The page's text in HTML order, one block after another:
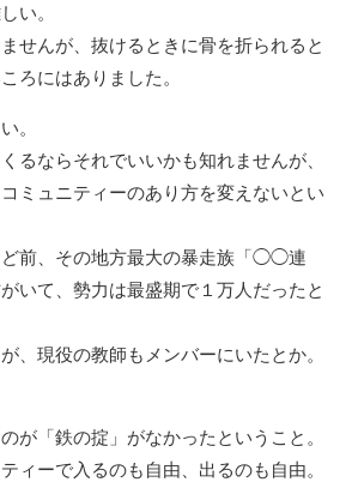
い。
せんが、抜けるときに骨を折られると
ろにはありました。
。
るならそれでいいかも知れませんが、
ミュニティーのあり方を変えないとい
前、その地方最大の暴走族「◯◯連
いて、勢力は最盛期で１万人だったと
、現役の教師もメンバーにいたとか。
が「鉄の掟」がなかったということ。
ィーで入るのも自由、出るのも自由。